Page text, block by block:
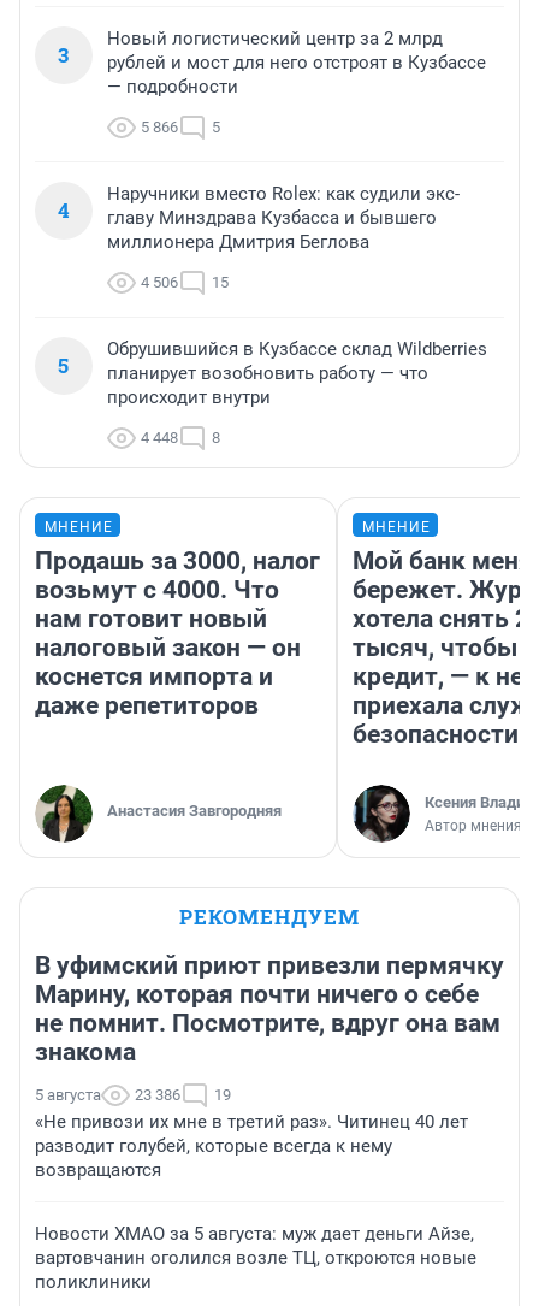
3
Новый логистический центр за 2 млрд
рублей и мост для него отстроят в Кузбассе
— подробности
5 866 5
4
Наручники вместо Rolex: как судили экс-
главу Минздрава Кузбасса и бывшего
миллионера Дмитрия Беглова
4 506 15
5
Обрушившийся в Кузбассе склад Wildberries
планирует возобновить работу — что
происходит внутри
4 448 8
МНЕНИЕ
Продашь за 3000, налог
возьмут с 4000. Что
нам готовит новый
налоговый закон — он
коснется импорта и
даже репетиторов
Анастасия Завгородняя
МНЕНИЕ
Мой банк меня
бережет.
хотела снять
тысяч, чтобы
кредит, — к
приехала
безопасности
Ксения
Автор мнения
РЕКОМЕНДУЕМ
В уфимский приют привезли пермячку
Марину, которая почти ничего о себе
не помнит. Посмотрите, вдруг она вам
знакома
5 августа 23 386 19
«Не привози их мне в третий раз». Читинец 40 лет
разводит голубей, которые всегда к нему
возвращаются
Новости ХМАО за 5 августа: муж дает деньги Айзе,
вартовчанин оголился возле ТЦ, откроются новые
поликлиники